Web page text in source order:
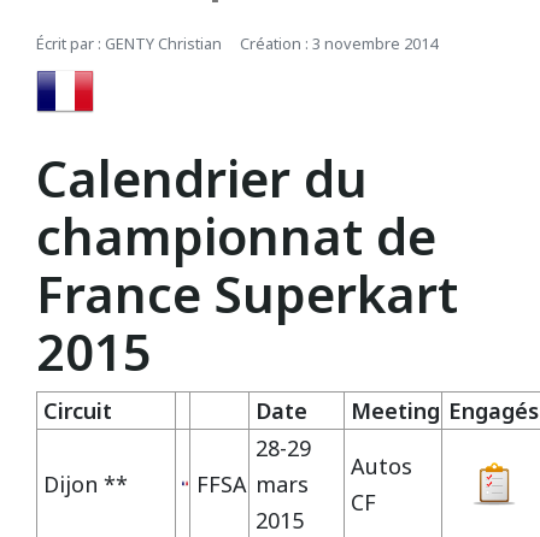
Écrit par : GENTY Christian Création : 3 novembre 2014
Calendrier du
championnat de
France Superkart
2015
Circuit Date Meeting Engagés
Dijon ** FFSA
28-29
mars
2015
Autos
CF
2017
2016
2015
2014
2013
2012
2011
2010
2013
2012
2011
2010
2009
2008
2007
2006
2014
2013
2012
Open French Cup 2011
DIJON
LE MANS
LE VIGEANT
LEDENON
MAGNY-COURS
REPUBLIQUE TCHEQUE
Vidéos 2010
Vidéos 2009
Vidéos 2008
Vidéos 2007
Vidéos 2006
Vidéos 2005
Vidéos 2003
Vidéos 2002